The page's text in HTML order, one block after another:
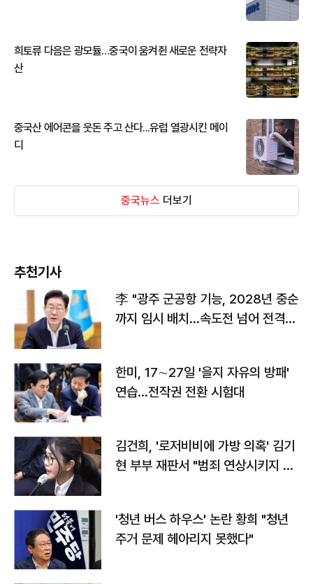
희토류 다음은 광모듈…중국이 움켜쥔 새로운 전략자
산
중국산 에어콘을 웃돈 주고 산다...유럽 열광시킨 메이
디
중국뉴스 더보기
추천기사
李 "광주 군공항 기능, 2028년 중순
까지 임시 배치…속도전 넘어 전격
한미, 17∼27일 '을지 자유의 방패'
연습…전작권 전환 시험대
김건희, '로저비비에 가방 의혹' 김기
현 부부 재판서 "범죄 연상시키지 말
'청년 버스 하우스' 논란 황희 "청년
주거 문제 헤아리지 못했다"